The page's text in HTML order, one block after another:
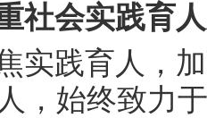
社会实践育
实践育人，
，始终致力